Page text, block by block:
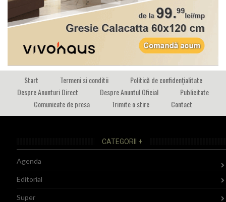
Start Termeni si conditii
Politică de confidențialitate
Despre Anunturi Direct
Despre Anuntul Oficial
Publicitate
Comunicate de presa
Trimite o stire Contact
CATEGORII +
Agenda
Editorial
Super